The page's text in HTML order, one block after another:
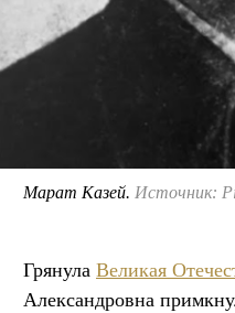
Марат Казей. Источник:
Грянула Великая
Александровна